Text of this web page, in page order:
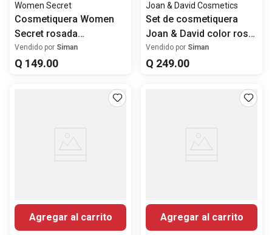
Women Secret
Cosmetiquera Women
Secret rosada
estampado de perritos
Vendido por Siman
Q 149.00
Joan & David Cosmetics
Set de cosmetiquera
Joan & David color rosa
para mujer
Vendido por Siman
Q 249.00
Agregar al carrito Agregar al carrito